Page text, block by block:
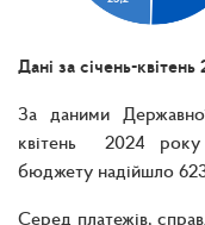
Дані за січень-
За даними
квітень 2024 року
бюджету надійшло
Серед платежів,